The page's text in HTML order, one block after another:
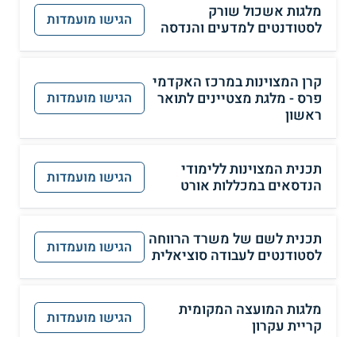
מלגות אשכול שורק
לסטודנטים למדעים והנדסה
הגישו מועמדות
קרן המצוינות במרכז האקדמי
פרס - מלגת מצטיינים לתואר
ראשון
הגישו מועמדות
תכנית המצוינות ללימודי
הנדסאים במכללות אורט
הגישו מועמדות
תכנית לשם של משרד הרווחה
לסטודנטים לעבודה סוציאלית
הגישו מועמדות
מלגות המועצה המקומית
קריית עקרון
הגישו מועמדות